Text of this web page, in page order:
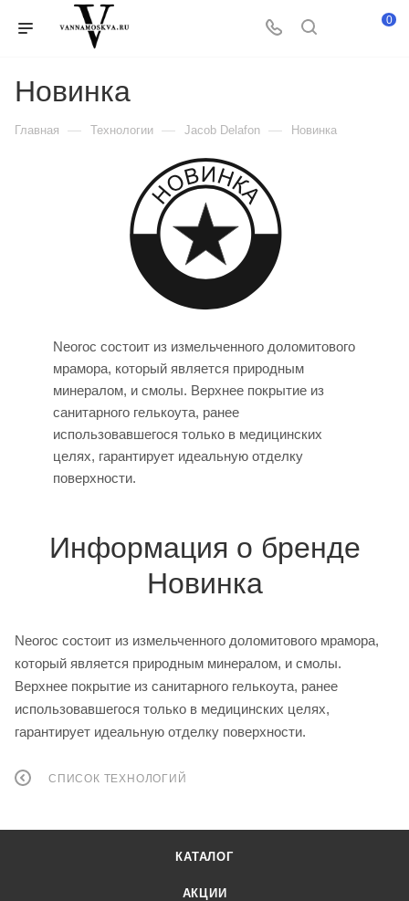
0
Новинка
Главная — Технологии — Jacob Delafon — Новинка
Neoroc состоит из измельченного доломитового
мрамора, который является природным
минералом, и смолы. Верхнее покрытие из
санитарного гелькоута, ранее
использовавшегося только в медицинских
целях, гарантирует идеальную отделку
поверхности.
Информация о бренде
Новинка
Neoroc состоит из измельченного доломитового мрамора,
который является природным минералом, и смолы.
Верхнее покрытие из санитарного гелькоута, ранее
использовавшегося только в медицинских целях,
гарантирует идеальную отделку поверхности.
СПИСОК ТЕХНОЛОГИЙ
КАТАЛОГ
АКЦИИ